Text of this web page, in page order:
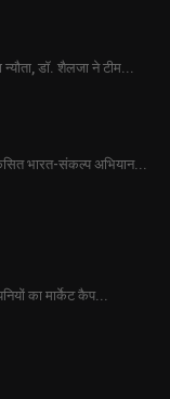
डॉ. शैलजा ने टीम...
भारत-संकल्प अभियान...
का मार्केट कैप...